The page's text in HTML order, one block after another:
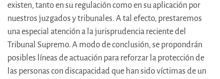
existen, tanto en su regulación como en su aplicación por
nuestros juzgados y tribunales. A tal efecto, prestaremos
una especial atención a la jurisprudencia reciente del
Tribunal Supremo. A modo de conclusión, se propondrán
posibles líneas de actuación para reforzar la protección de
las personas con discapacidad que han sido víctimas de un